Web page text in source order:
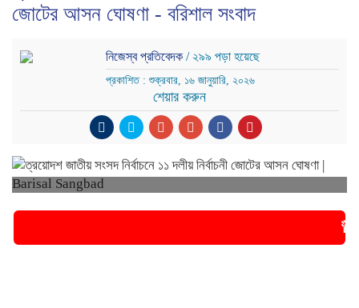
জোটের আসন ঘোষণা - বরিশাল সংবাদ
নিজেস্ব প্রতিবেদক / ২৯৯ পড়া হয়েছে
প্রকাশিত : শুক্রবার, ১৬ জানুয়ারি, ২০২৬
শেয়ার করুন
🚨 ব্রেকিং